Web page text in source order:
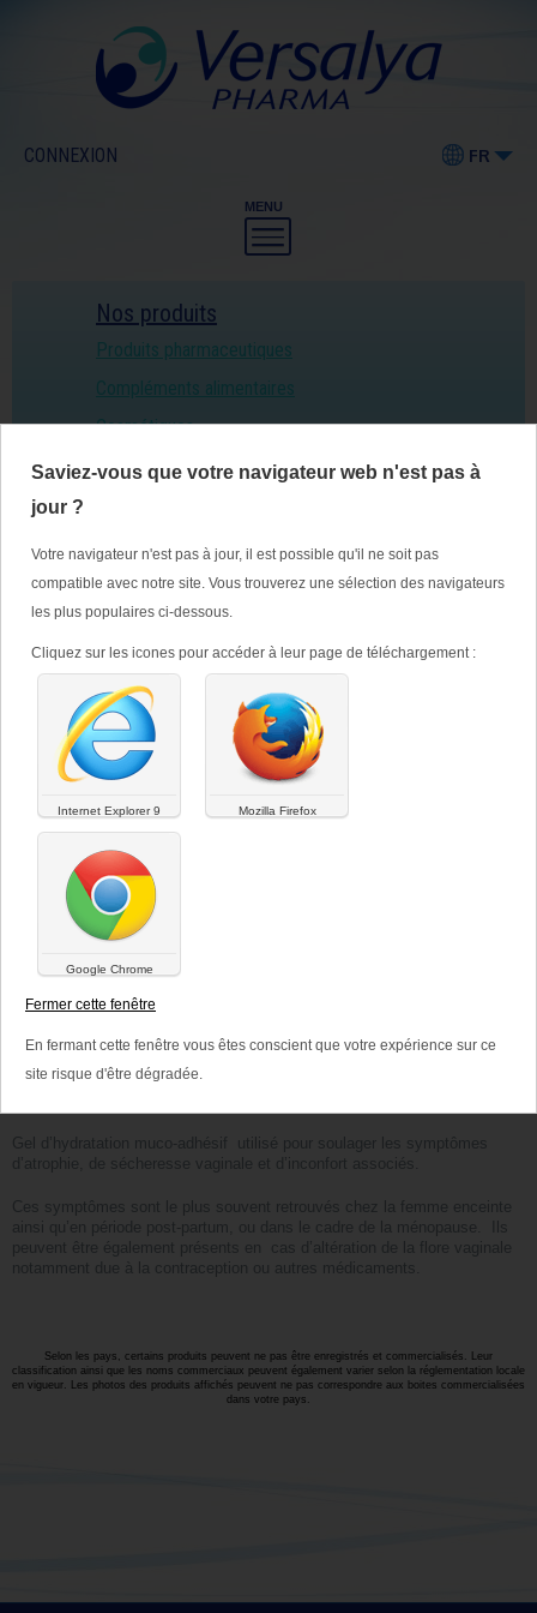
FR
CONNEXION
MENU
Nos produits
Produits pharmaceutiques
Compléments alimentaires
Cosmétiques
Dispositifs médicaux
AINARA ®
Dénomination:
Tube de 30g.
Composition:
Gel intime muco-adhésif à base d’eau
Gel d’hydratation muco-adhésif utilisé pour soulager les symptômes
d’atrophie, de sécheresse vaginale et d’inconfort associés.
Ces symptômes sont le plus souvent retrouvés chez la femme enceinte
ainsi qu’en période post-partum, ou dans le cadre de la ménopause. Ils
peuvent être également présents en cas d’altération de la flore vaginale
notamment due à la contraception ou autres médicaments.
Selon les pays, certains produits peuvent ne pas être enregistrés et commercialisés. Leur
classification ainsi que les noms commerciaux peuvent également varier selon la réglementation locale
en vigueur. Les photos des produits affichés peuvent ne pas correspondre aux boites commercialisées
dans votre pays.
Saviez-vous que votre navigateur web n'est pas à
jour ?
Votre navigateur n'est pas à jour, il est possible qu'il ne soit pas
compatible avec notre site. Vous trouverez une sélection des navigateurs
les plus populaires ci-dessous.
Cliquez sur les icones pour accéder à leur page de téléchargement :
Internet Explorer 9 Mozilla Firefox
Google Chrome
Fermer cette fenêtre
En fermant cette fenêtre vous êtes conscient que votre expérience sur ce
site risque d'être dégradée.